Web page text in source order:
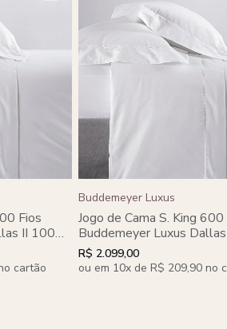
Fios
II 100%
cartão
Buddemeyer Luxus
Jogo de Cama S. King 600
Buddemeyer Luxus
Algodão Penteado Azul 4
R$ 2.099,00
ou em 10x de R$ 209,90 no